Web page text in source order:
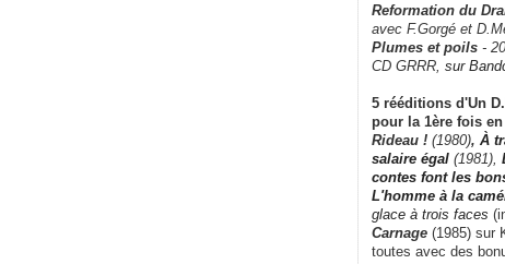
Reformation du
avec F.Gorgé et
Plumes et poils -
CD GRRR, sur
5 rééditions d'Un
pour la 1ère fois en
Rideau ! (1980), À
salaire égal (1981),
contes font les
L'homme à la
glace à trois faces
Carnage (1985) sur
toutes avec des